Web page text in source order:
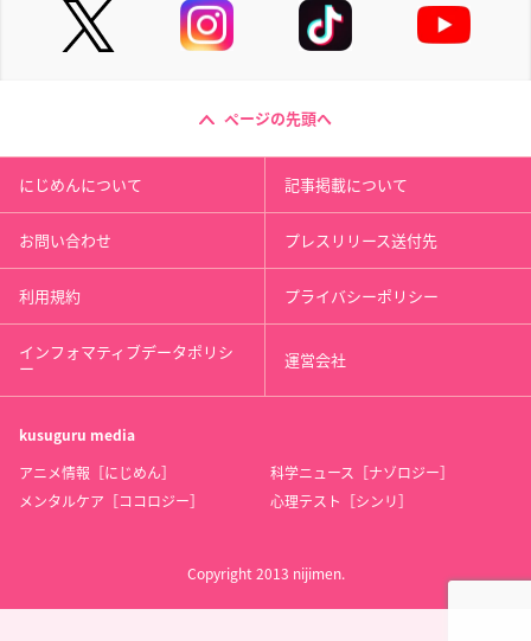
ページの先頭へ
にじめんについて 記事掲載について
お問い合わせ プレスリリース送付先
利用規約 プライバシーポリシー
インフォマティブデータポリシ
ー 運営会社
kusuguru media
アニメ情報［にじめん］
科学ニュース［ナゾロジー］
メンタルケア［ココロジー］
心理テスト［シンリ］
Copyright 2013 nijimen.